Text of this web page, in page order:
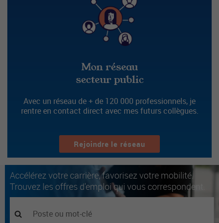
Mon réseau
secteur public
Avec un réseau de + de 120 000 professionnels, je
rentre en contact direct avec mes futurs collègues.
Rejoindre le réseau
Accélérez votre carrière, favorisez votre mobilité.
Trouvez les offres d'emploi qui vous correspondent.